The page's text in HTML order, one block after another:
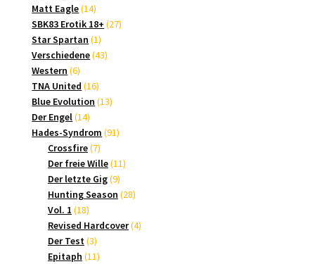
Matt Eagle 1414
Produkte
SBK83 Erotik 18+ 2727
Star Spartan 11
Produkt
Verschiedene 4343
Western 66
Produkte
TNA United 1616
Produkte
Blue Evolution 1313
Der Engel 1414
Produkte
Hades-Syndrom 9191
Crossfire 77
Produkte
Der freie Wille 1111
Der letzte Gig 99
Produkte
Hunting Season 2828
Vol. 1 1818
Produkte
Revised Hardcover 44
Der Test 33
Produkte
Epitaph 1111